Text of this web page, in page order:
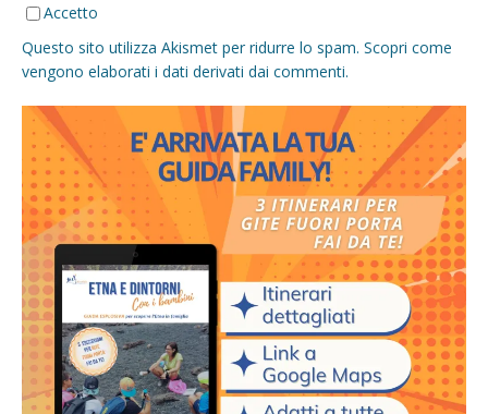
Accetto
Questo sito utilizza Akismet per ridurre lo spam. Scopri come
vengono elaborati i dati derivati dai commenti.